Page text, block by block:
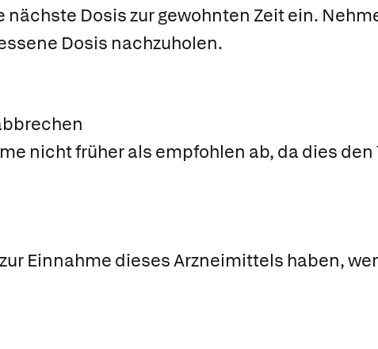
nächste Dosis zur gewohnten Zeit ein.
Dosis nachzuholen.
nicht früher als empfohlen ab, da dies
Einnahme dieses Arzneimittels haben,